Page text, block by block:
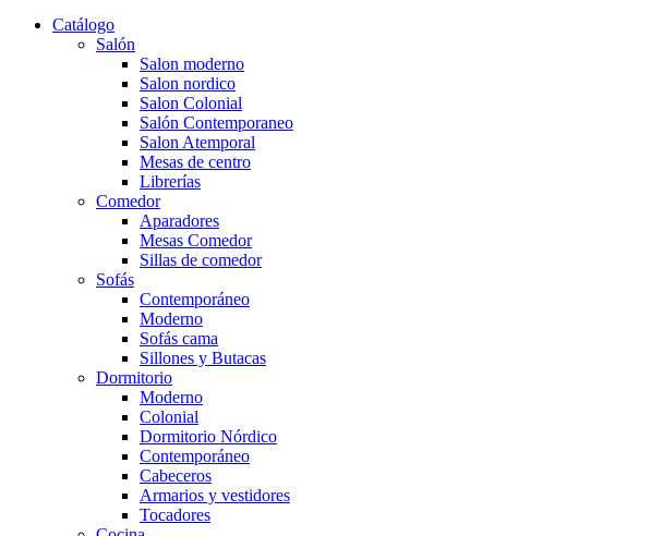
Catálogo
Salón
Salon moderno
Salon nordico
Salon Colonial
Salón Contemporaneo
Salon Atemporal
Mesas de centro
Librerías
Comedor
Aparadores
Mesas Comedor
Sillas de comedor
Sofás
Contemporáneo
Moderno
Sofás cama
Sillones y Butacas
Dormitorio
Moderno
Colonial
Dormitorio Nórdico
Contemporáneo
Cabeceros
Armarios y vestidores
Tocadores